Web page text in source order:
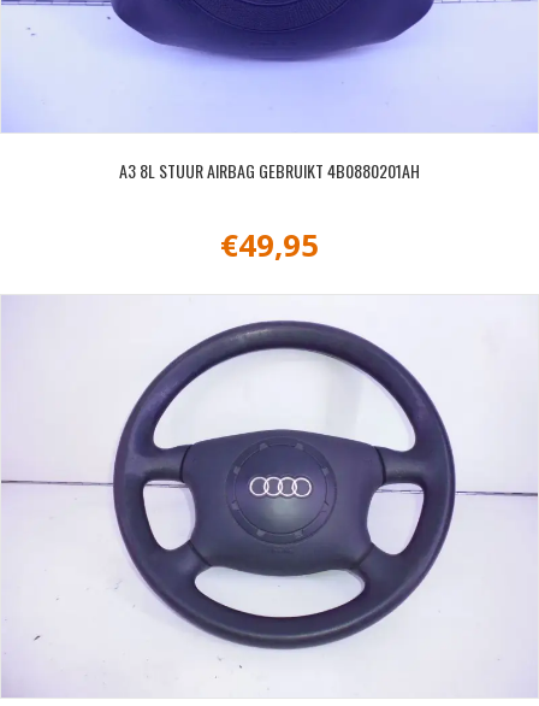
A3 8L STUUR AIRBAG GEBRUIKT 4B0880201AH
€49,95